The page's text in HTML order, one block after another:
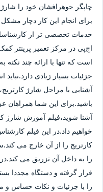
چاپگر جوهرافشان خود را شارژ
برای انجام این کار دچار
خدمات تخصصی تر از کارشناسان
اچ‌پی در مرکز تعمیر پرینتر
است که تنها با ارائه چند
جزئیات بسیار زیادی دارد.نباید
آشنایی با مراحل شارژ
باشید.برای این شما همراهان
آشنا شوید،فیلم آموزش شارژ
خواهیم داد.در این فیلم
کارتریج را از آن خارج می
را به داخل آن تزریق می
قرار گرفته و دستگاه مجددا
را با جزئیات و نکات حساس و